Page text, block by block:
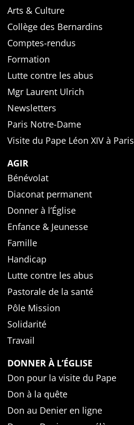
Arts & Culture
Collège des Bernardins
Comptes-rendus
Formation
Lutte contre les abus
Mgr Laurent Ulrich
Newsletters
Paris Notre-Dame
Visite du Pape Léon XIV à Paris
AGIR
Bénévolat
Diaconat permanent
Donner à l’Église
Enfance & Jeunesse
Famille
Handicap
Lutte contre les abus
Pastorale de la santé
Pôle Mission
Solidarité
Travail
DONNER À L’ÉGLISE
Don pour la visite du Pape
Don à la quête
Don au Denier en ligne